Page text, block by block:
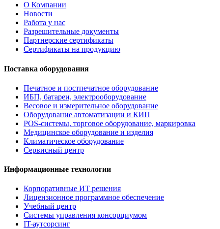
О Компании
Новости
Работа у нас
Разрешительные документы
Партнерские сертификаты
Сертификаты на продукцию
Поставка оборудования
Печатное и постпечатное оборудование
ИБП, батареи, электрооборудование
Весовое и измерительное оборудование
Оборудование автоматизации и КИП
POS-системы, торговое оборудование, маркировка
Медицинское оборудование и изделия
Климатическое оборудование
Сервисный центр
Информационные технологии
Корпоративные ИТ решения
Лицензионное программное обеспечение
Учебный центр
Системы управления консорциумом
IT-аутсорсинг